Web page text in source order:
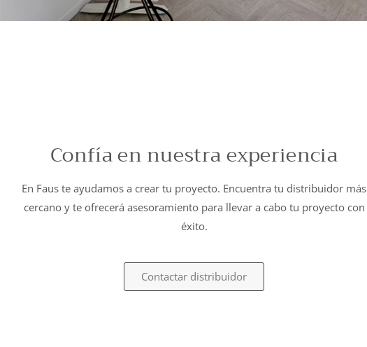
Confía en nuestra experiencia
En Faus te ayudamos a crear tu proyecto. Encuentra tu distribuidor más
cercano y te ofrecerá asesoramiento para llevar a cabo tu proyecto con
éxito.
Contactar distribuidor